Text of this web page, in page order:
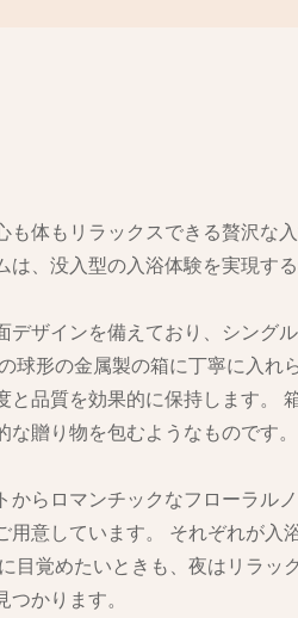
体もリラックスできる贅沢な
、没入型の入浴体験を実現する
デザインを備えており、シング
球形の金属製の箱に丁寧に入れ
と品質を効果的に保持します。
贈り物を包むようなものです。
からロマンチックなフローラル
用意しています。 それぞれが入
目覚めたいときも、夜はリラッ
かります。